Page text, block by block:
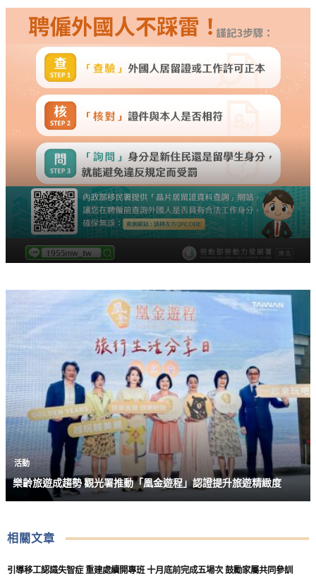
活動
樂齡旅遊成趨勢 觀光署推動「凰金遊程」認證提升旅遊精緻度
相關文章
引導移工認識失智症 重建處續開專班 十月底前完成五場次 鼓勵家屬共同參訓